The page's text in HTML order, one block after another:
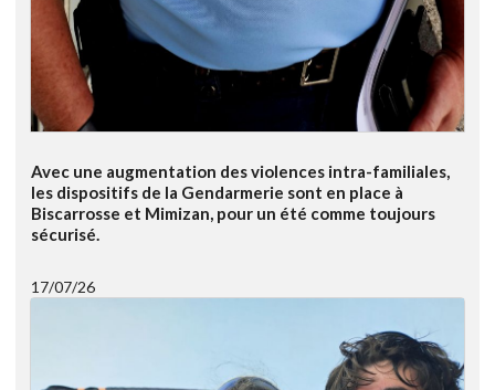
Avec une augmentation des violences intra-familiales,
les dispositifs de la Gendarmerie sont en place à
Biscarrosse et Mimizan, pour un été comme toujours
sécurisé.
17/07/26